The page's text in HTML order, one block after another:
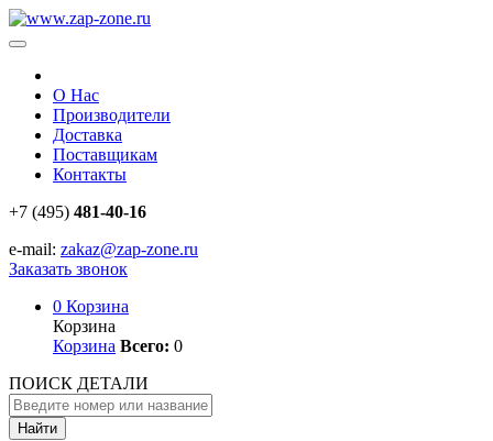
О Нас
Производители
Доставка
Поставщикам
Контакты
+7 (495) 481-40-16
e-mail: zakaz@zap-zone.ru
Заказать звонок
0 Корзина
Корзина
Корзина Всего: 0
ПОИСК ДЕТАЛИ
Найти